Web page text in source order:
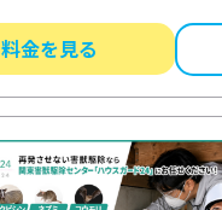
料金を見る